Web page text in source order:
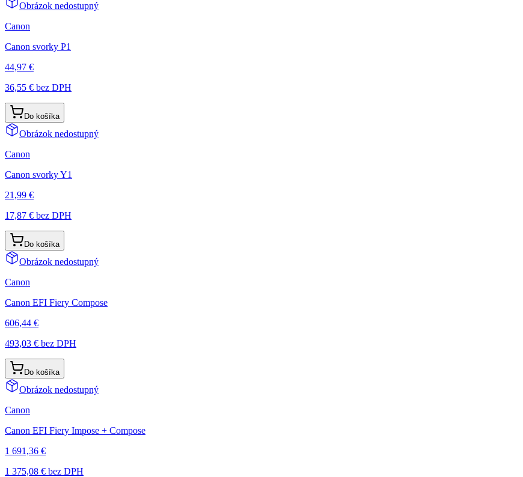
Obrázok nedostupný
Canon
Canon svorky P1
44,97 €
36,55 € bez DPH
Do košíka
Obrázok nedostupný
Canon
Canon svorky Y1
21,99 €
17,87 € bez DPH
Do košíka
Obrázok nedostupný
Canon
Canon EFI Fiery Compose
606,44 €
493,03 € bez DPH
Do košíka
Obrázok nedostupný
Canon
Canon EFI Fiery Impose + Compose
1 691,36 €
1 375,08 € bez DPH